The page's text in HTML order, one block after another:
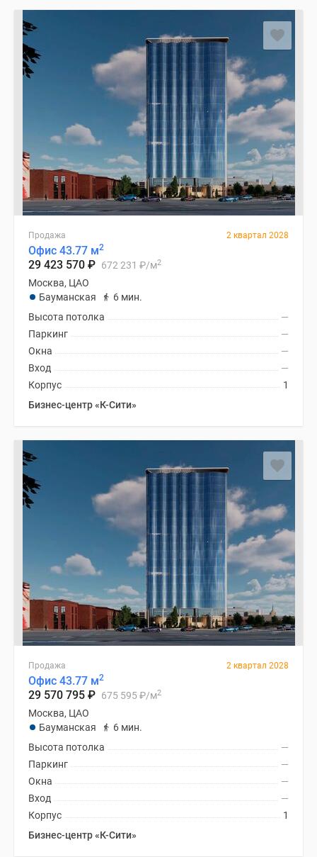
Продажа 2 квартал 2028
Офис 43.77 м2
29 423 570 ₽ 672 231 ₽/м2
Москва, ЦАО
Бауманская
6 мин.
—
Высота потолка
—
Паркинг
—
Окна
—
Вход
1
Корпус
Бизнес-центр «К-Сити»
Продажа 2 квартал 2028
Офис 43.77 м2
29 570 795 ₽ 675 595₽/м2
Москва, ЦАО
Бауманская
6 мин.
—
Высота потолка
—
Паркинг
—
Окна
—
Вход
1
Корпус
Бизнес-центр «К-Сити»